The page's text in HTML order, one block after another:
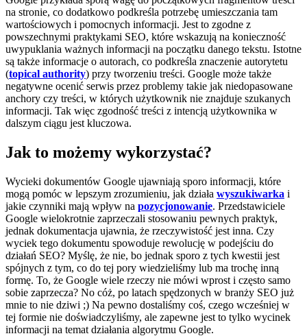
na stronie, co dodatkowo podkreśla potrzebę umieszczania tam
wartościowych i pomocnych informacji. Jest to zgodne z
powszechnymi praktykami SEO, które wskazują na konieczność
uwypuklania ważnych informacji na początku danego tekstu. Istotne
są także informacje o autorach, co podkreśla znaczenie autorytetu
(topical authority) przy tworzeniu treści. Google może także
negatywne ocenić serwis przez problemy takie jak niedopasowane
anchory czy treści, w których użytkownik nie znajduje szukanych
informacji. Tak więc zgodność treści z intencją użytkownika w
dalszym ciągu jest kluczowa.
Jak to możemy wykorzystać?
Wycieki dokumentów Google ujawniają sporo informacji, które
mogą pomóc w lepszym zrozumieniu, jak działa wyszukiwarka i
jakie czynniki mają wpływ na pozycjonowanie. Przedstawiciele
Google wielokrotnie zaprzeczali stosowaniu pewnych praktyk,
jednak dokumentacja ujawnia, że rzeczywistość jest inna. Czy
wyciek tego dokumentu spowoduje rewolucję w podejściu do
działań SEO? Myślę, że nie, bo jednak sporo z tych kwestii jest
spójnych z tym, co do tej pory wiedzieliśmy lub ma trochę inną
formę. To, że Google wiele rzeczy nie mówi wprost i często samo
sobie zaprzecza? No cóż, po latach spędzonych w branży SEO już
mnie to nie dziwi ;) Na pewno dostaliśmy coś, czego wcześniej w
tej formie nie doświadczyliśmy, ale zapewne jest to tylko wycinek
informacji na temat działania algorytmu Google.